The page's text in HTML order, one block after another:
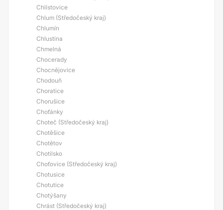
Chlístovice
Chlum (Středočeský kraj)
Chlumín
Chlustina
Chmelná
Chocerady
Chocnějovice
Chodouň
Choratice
Chorušice
Choťánky
Choteč (Středočeský kraj)
Chotěšice
Chotětov
Chotilsko
Choťovice (Středočeský kraj)
Chotusice
Chotutice
Chotýšany
Chrást (Středočeský kraj)